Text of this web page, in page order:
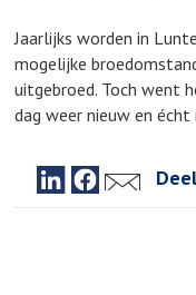
Jaarlijks worden in
mogelijke
uitgebroed. Toch went
dag weer nieuw en